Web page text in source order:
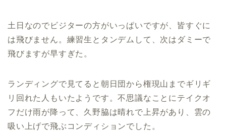
土日なのでビジターの方がいっぱいですが、皆すぐに
は飛びません。練習生とタンデムして、次はダミーで
飛びますが早すぎた。
ランディングで見てると朝日団から権現山までギリギ
リ回れた人もいたようです。不思議なことにテイクオ
フだけ雨が降って、久野脇は晴れで上昇があり、雲の
吸い上げで飛ぶコンディションでした。